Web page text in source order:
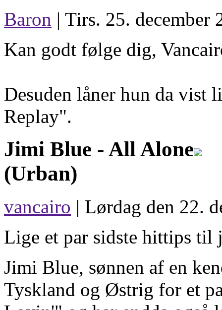
Baron | Tirs. 25. december
Kan godt følge dig,
Desuden låner hun da vist
Replay".
Jimi Blue - All Alone
(Urban)
vancairo | Lørdag den 22.
Lige et par sidste hittips til
Jimi Blue, sønnen af en
Tyskland og Østrig for et